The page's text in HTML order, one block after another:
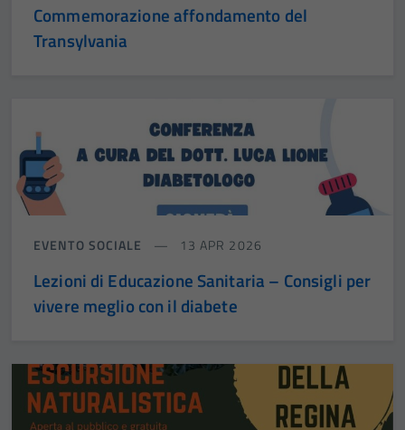
Commemorazione affondamento del
Transylvania
EVENTO SOCIALE 13 APR 2026
Lezioni di Educazione Sanitaria – Consigli per
vivere meglio con il diabete